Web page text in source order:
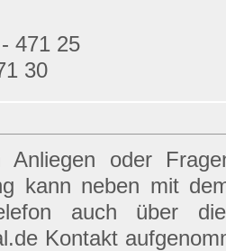
471 25
30
Anliegen oder
kann neben mit
auch über die
Kontakt